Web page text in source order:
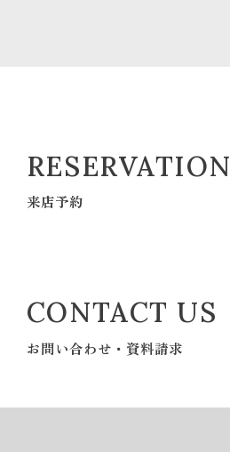
RESERVATION
来店予約
CONTACT US
お問い合わせ・資料請求